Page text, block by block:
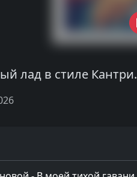
лад в стиле Кантри.